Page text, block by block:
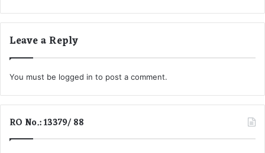
डु
क
र
ला
.
.
Leave a Reply
You must be logged in to post a comment.
RO No.: 13379/ 88